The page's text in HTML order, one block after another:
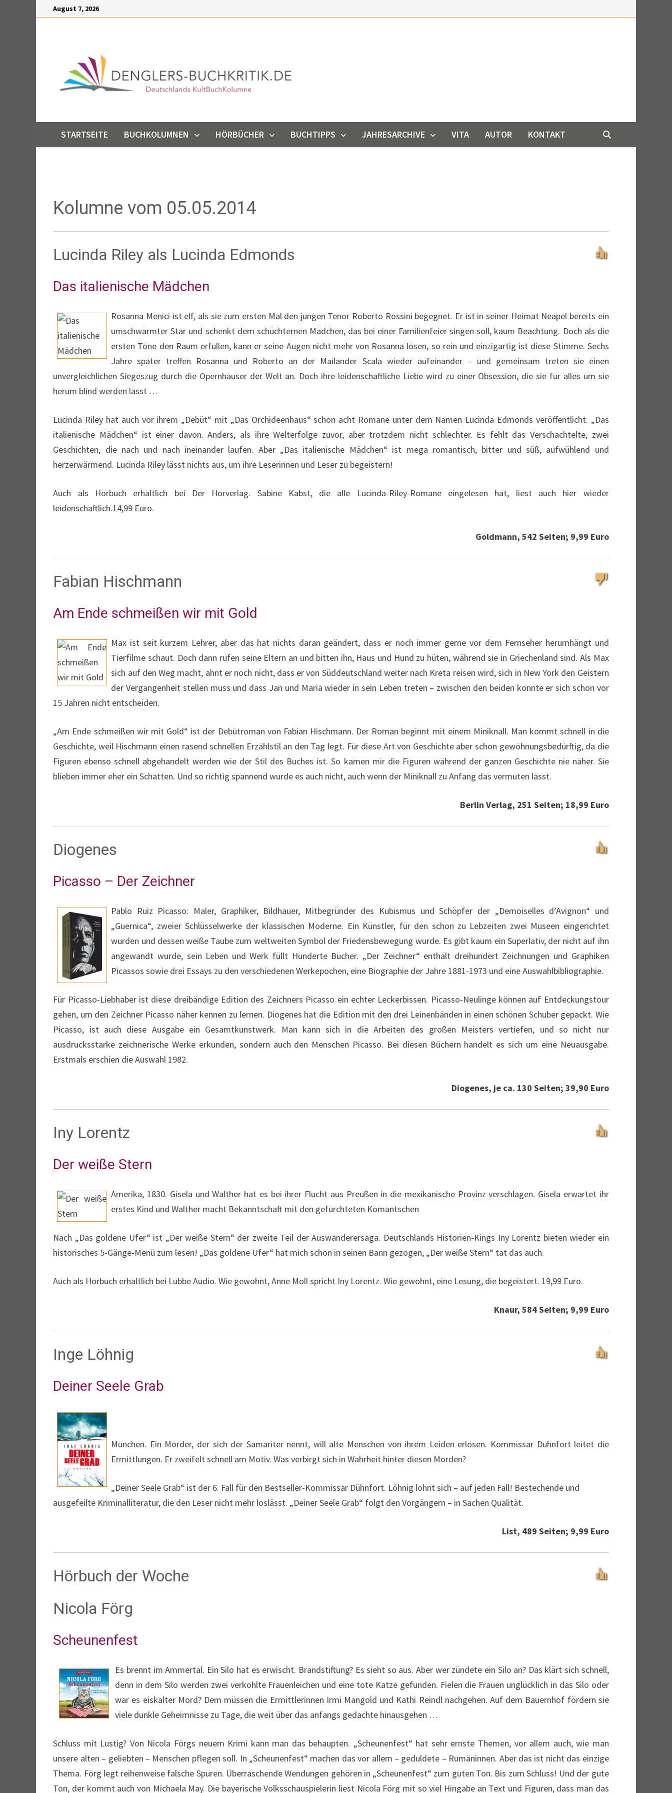
Inhalt
August 7, 2026
STARTSEITE BUCHKOLUMNEN HÖRBÜCHER BUCHTIPPS JAHRESARCHIVE VITA AUTOR KONTAKT
Kolumne vom 05.05.2014
Lucinda Riley als Lucinda Edmonds
Das italienische Mädchen
Rosanna Menici ist elf, als sie zum ersten Mal den jungen Tenor Roberto Rossini begegnet. Er ist in seiner Heimat Neapel bereits ein
umschwärmter Star und schenkt dem schüchternen Mädchen, das bei einer Familienfeier singen soll, kaum Beachtung. Doch als die
ersten Töne den Raum erfüllen, kann er seine Augen nicht mehr von Rosanna lösen, so rein und einzigartig ist diese Stimme. Sechs
Jahre später treffen Rosanna und Roberto an der Mailänder Scala wieder aufeinander – und gemeinsam treten sie einen
unvergleichlichen Siegeszug durch die Opernhäuser der Welt an. Doch ihre leidenschaftliche Liebe wird zu einer Obsession, die sie für alles um sie
herum blind werden lässt …
Lucinda Riley hat auch vor ihrem „Debüt“ mit „Das Orchideenhaus“ schon acht Romane unter dem Namen Lucinda Edmonds veröffentlicht. „Das
italienische Mädchen“ ist einer davon. Anders, als ihre Welterfolge zuvor, aber trotzdem nicht schlechter. Es fehlt das Verschachtelte, zwei
Geschichten, die nach und nach ineinander laufen. Aber „Das italienische Mädchen“ ist mega romantisch, bitter und süß, aufwühlend und
herzerwärmend. Lucinda Riley lässt nichts aus, um ihre Leserinnen und Leser zu begeistern!
Auch als Hörbuch erhältlich bei Der Hörverlag. Sabine Kabst, die alle Lucinda-Riley-Romane eingelesen hat, liest auch hier wieder
leidenschaftlich.14,99 Euro.
Goldmann, 542 Seiten; 9,99 Euro
Fabian Hischmann
Am Ende schmeißen wir mit Gold
Max ist seit kurzem Lehrer, aber das hat nichts daran geändert, dass er noch immer gerne vor dem Fernseher herumhängt und
Tierfilme schaut. Doch dann rufen seine Eltern an und bitten ihn, Haus und Hund zu hüten, während sie in Griechenland sind. Als Max
sich auf den Weg macht, ahnt er noch nicht, dass er von Süddeutschland weiter nach Kreta reisen wird, sich in New York den Geistern
der Vergangenheit stellen muss und dass Jan und Maria wieder in sein Leben treten – zwischen den beiden konnte er sich schon vor
15 Jahren nicht entscheiden.
„Am Ende schmeißen wir mit Gold“ ist der Debütroman von Fabian Hischmann. Der Roman beginnt mit einem Miniknall. Man kommt schnell in die
Geschichte, weil Hischmann einen rasend schnellen Erzählstil an den Tag legt. Für diese Art von Geschichte aber schon gewöhnungsbedürftig, da die
Figuren ebenso schnell abgehandelt werden wie der Stil des Buches ist. So kamen mir die Figuren während der ganzen Geschichte nie näher. Sie
blieben immer eher ein Schatten. Und so richtig spannend wurde es auch nicht, auch wenn der Miniknall zu Anfang das vermuten lässt.
Berlin Verlag, 251 Seiten; 18,99 Euro
Diogenes
Picasso – Der Zeichner
Pablo Ruiz Picasso: Maler, Graphiker, Bildhauer, Mitbegründer des Kubismus und Schöpfer der „Demoiselles d’Avignon“ und
„Guernica“, zweier Schlüsselwerke der klassischen Moderne. Ein Künstler, für den schon zu Lebzeiten zwei Museen eingerichtet
wurden und dessen weiße Taube zum weltweiten Symbol der Friedensbewegung wurde. Es gibt kaum ein Superlativ, der nicht auf ihn
angewandt wurde, sein Leben und Werk füllt Hunderte Bücher. „Der Zeichner“ enthält dreihundert Zeichnungen und Graphiken
Picassos sowie drei Essays zu den verschiedenen Werkepochen, eine Biographie der Jahre 1881-1973 und eine Auswahlbibliographie.
Für Picasso-Liebhaber ist diese dreibändige Edition des Zeichners Picasso ein echter Leckerbissen. Picasso-Neulinge können auf Entdeckungstour
gehen, um den Zeichner Picasso näher kennen zu lernen. Diogenes hat die Edition mit den drei Leinenbänden in einen schönen Schuber gepackt. Wie
Picasso, ist auch diese Ausgabe ein Gesamtkunstwerk. Man kann sich in die Arbeiten des großen Meisters vertiefen, und so nicht nur
ausdrucksstarke zeichnerische Werke erkunden, sondern auch den Menschen Picasso. Bei diesen Büchern handelt es sich um eine Neuausgabe.
Erstmals erschien die Auswahl 1982.
Diogenes, je ca. 130 Seiten; 39,90 Euro
Iny Lorentz
Der weiße Stern
Amerika, 1830. Gisela und Walther hat es bei ihrer Flucht aus Preußen in die mexikanische Provinz verschlagen. Gisela erwartet ihr
erstes Kind und Walther macht Bekanntschaft mit den gefürchteten Komantschen
Nach „Das goldene Ufer“ ist „Der weiße Stern“ der zweite Teil der Auswanderersaga. Deutschlands Historien-Kings Iny Lorentz bieten wieder ein
historisches 5-Gänge-Menü zum lesen! „Das goldene Ufer“ hat mich schon in seinen Bann gezogen, „Der weiße Stern“ tat das auch.
Auch als Hörbuch erhältlich bei Lübbe Audio. Wie gewohnt, Anne Moll spricht Iny Lorentz. Wie gewohnt, eine Lesung, die begeistert. 19,99 Euro.
Knaur, 584 Seiten; 9,99 Euro
Inge Löhnig
Deiner Seele Grab
München. Ein Mörder, der sich der Samariter nennt, will alte Menschen von ihrem Leiden erlösen. Kommissar Dühnfort leitet die
Ermittlungen. Er zweifelt schnell am Motiv. Was verbirgt sich in Wahrheit hinter diesen Morden?
„Deiner Seele Grab“ ist der 6. Fall für den Bestseller-Kommissar Dühnfort. Löhnig lohnt sich – auf jeden Fall! Bestechende und
ausgefeilte Kriminalliteratur, die den Leser nicht mehr loslässt. „Deiner Seele Grab“ folgt den Vorgängern – in Sachen Qualität.
List, 489 Seiten; 9,99 Euro
Hörbuch der Woche
Nicola Förg
Scheunenfest
Es brennt im Ammertal. Ein Silo hat es erwischt. Brandstiftung? Es sieht so aus. Aber wer zündete ein Silo an? Das klärt sich schnell,
denn in dem Silo werden zwei verkohlte Frauenleichen und eine tote Katze gefunden. Fielen die Frauen unglücklich in das Silo oder
war es eiskalter Mord? Dem müssen die Ermittlerinnen Irmi Mangold und Kathi Reindl nachgehen. Auf dem Bauernhof fördern sie
viele dunkle Geheimnisse zu Tage, die weit über das anfangs gedachte hinausgehen …
Schluss mit Lustig? Von Nicola Förgs neuem Krimi kann man das behaupten. „Scheunenfest“ hat sehr ernste Themen, vor allem auch, wie man
unsere alten – geliebten – Menschen pflegen soll. In „Scheunenfest“ machen das vor allem – geduldete – Rumäninnen. Aber das ist nicht das einzige
Thema. Förg legt reihenweise falsche Spuren. Überraschende Wendungen gehören in „Scheunenfest“ zum guten Ton. Bis zum Schluss! Und der gute
Ton, der kommt auch von Michaela May. Die bayerische Volksschauspielerin liest Nicola Förg mit so viel Hingabe an Text und Figuren, dass man das